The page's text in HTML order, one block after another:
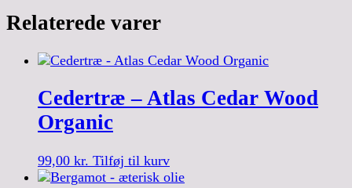
Relaterede varer
Cedertræ – Atlas Cedar Wood
Organic
99,00 kr. Tilføj til kurv